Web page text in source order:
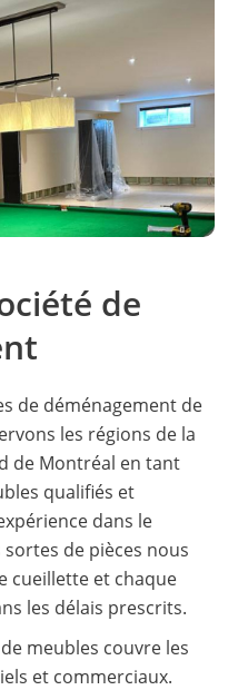
furniture was
with blankets.They
up our furniture on
this group again.
movers!!!!!
à 100%.
de
de déménagement de
les régions de la
de Montréal en tant
qualifiés et
dans le
de pièces nous
cueillette et chaque
les délais prescrits.
meubles couvre les
et commerciaux.